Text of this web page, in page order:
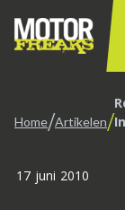
Home/Artikelen/
17 juni 2010